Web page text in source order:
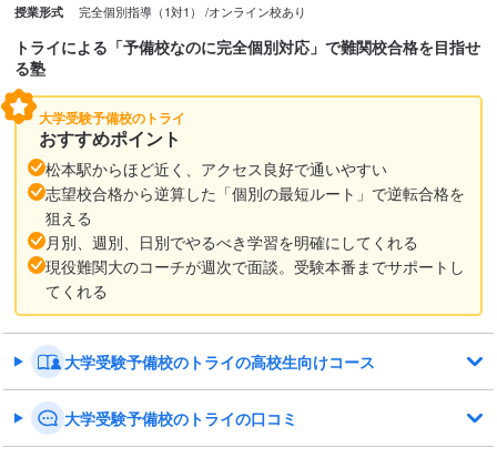
授業形式 完全個別指導（1対1） オンライン校あり
トライによる「予備校なのに完全個別対応」で難関校合格を目指せ
る塾
大学受験予備校のトライ
おすすめポイント
松本駅からほど近く、アクセス良好で通いやすい
志望校合格から逆算した「個別の最短ルート」で逆転合格を
狙える
月別、週別、日別でやるべき学習を明確にしてくれる
現役難関大のコーチが週次で面談。受験本番までサポートし
てくれる
大学受験予備校のトライの高校生向けコース
大学受験予備校のトライの口コミ